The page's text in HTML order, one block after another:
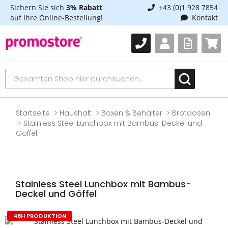
Sichern Sie sich 3% Rabatt
auf Ihre Online-Bestellung!
+43 (0)1 928 7854
Kontakt
Startseite Haushalt Boxen & Behälter
Brotdosen
Stainless Steel Lunchbox mit Bambus-Deckel und
Göffel
Stainless Steel Lunchbox mit Bambus-
Deckel und Göffel
Zum
48H PRODUKTION